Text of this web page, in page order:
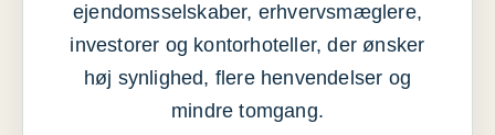
ejendomsselskaber, erhvervsmæglere,
investorer og kontorhoteller, der ønsker
høj synlighed, flere henvendelser og
mindre tomgang.